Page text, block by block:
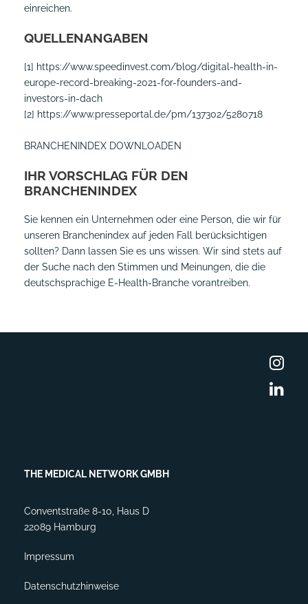
einreichen.
QUELLENANGABEN
[1] https://www.speedinvest.com/blog/digital-health-in-
europe-record-breaking-2021-for-founders-and-
investors-in-dach
[2] https://www.presseportal.de/pm/137302/5280718
BRANCHENINDEX DOWNLOADEN
IHR VORSCHLAG FÜR DEN
BRANCHENINDEX
Sie kennen ein Unternehmen oder eine Person, die wir für
unseren Branchenindex auf jeden Fall berücksichtigen
sollten? Dann lassen Sie es uns wissen. Wir sind stets auf
der Suche nach den Stimmen und Meinungen, die die
deutschsprachige E-Health-Branche vorantreiben.
THE MEDICAL NETWORK GMBH
Conventstraße 8-10, Haus D
22089 Hamburg
Impressum
Datenschutzhinweise